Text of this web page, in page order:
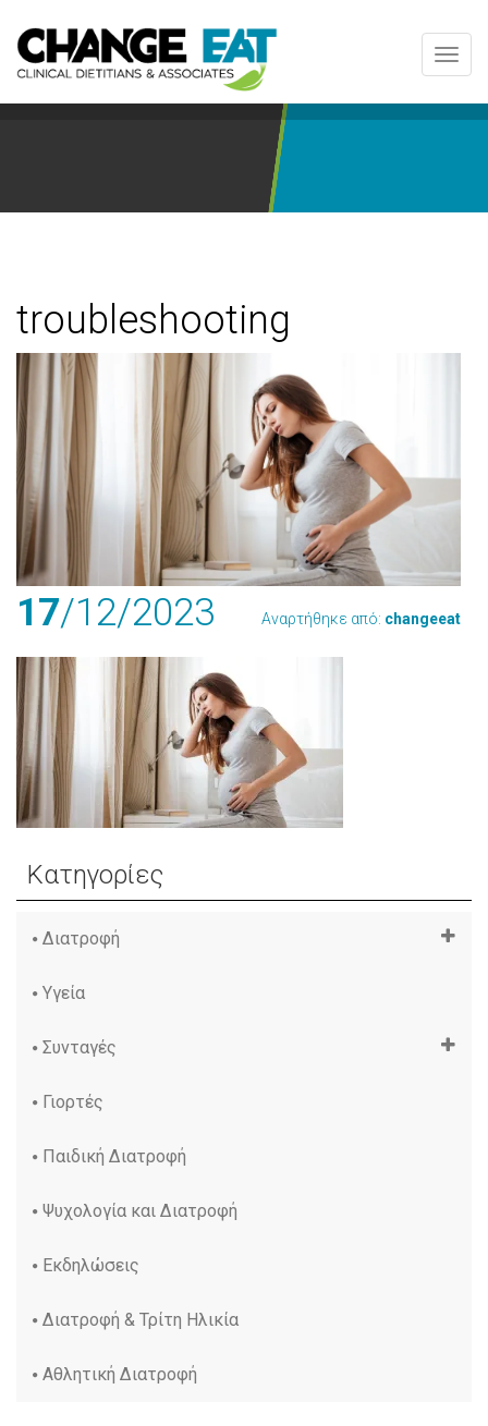
troubleshooting
17/12/2023 Αναρτήθηκε από: changeeat
Κατηγορίες
Διατροφή
Υγεία
Συνταγές
Γιορτές
Παιδική Διατροφή
Ψυχολογία και Διατροφή
Εκδηλώσεις
Διατροφή & Τρίτη Ηλικία
Αθλητική Διατροφή